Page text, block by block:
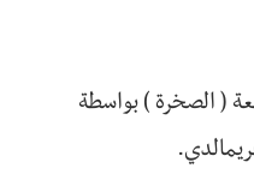
على قلعة ( الصخرة ) بواسطة